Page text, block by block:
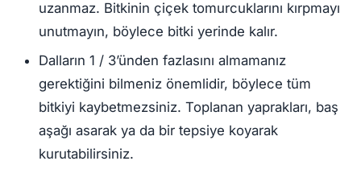
uzanmaz. Bitkinin çiçek tomurcuklarını kırpmayı
unutmayın, böylece bitki yerinde kalır.
Dalların 1 / 3’ünden fazlasını almamanız
gerektiğini bilmeniz önemlidir, böylece tüm
bitkiyi kaybetmezsiniz. Toplanan yaprakları, baş
aşağı asarak ya da bir tepsiye koyarak
kurutabilirsiniz.